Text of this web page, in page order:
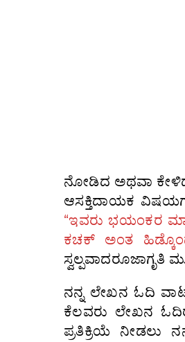
ನೋಡಿದ‌ ಅಥವಾ
ಆಸಕ್ತಿದಾಯಕ
“ಇವರು ಭಯಂಕರ
ಕಚಕ್‌ ಅಂತ
ಸ್ವಲ್ಪವಾದರೂಜಾಗೃತಿ
ನನ್ನ ಲೇಖನ ಓದಿ
ಕೆಲವರು ಲೇಖನ
ಪ್ರತಿಕ್ರಿಯೆ ನೀಡಲು